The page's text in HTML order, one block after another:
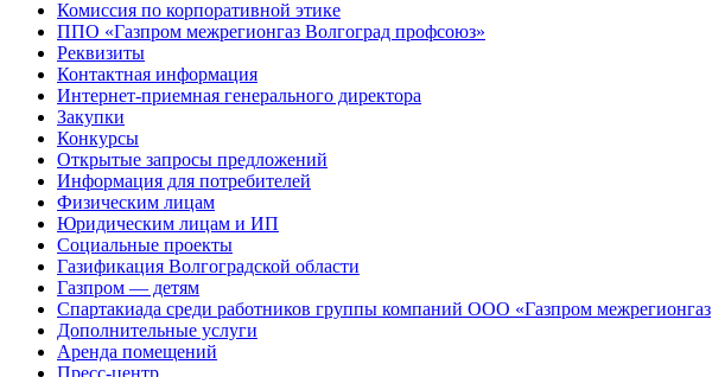
Комиссия по корпоративной этике
ППО «Газпром межрегионгаз Волгоград профсоюз»
Реквизиты
Контактная информация
Интернет-приемная генерального директора
Закупки
Конкурсы
Открытые запросы предложений
Информация для потребителей
Физическим лицам
Юридическим лицам и ИП
Социальные проекты
Газификация Волгоградской области
Газпром — детям
Спартакиада среди работников группы компаний ООО «Газпром межрегионгаз
Дополнительные услуги
Аренда помещений
Пресс-центр